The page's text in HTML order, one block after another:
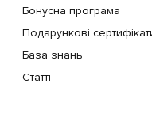
Бонусна програма
Подарункові
База знань
Статті